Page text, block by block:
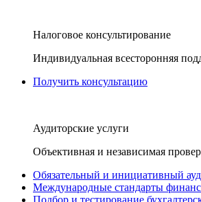
Налоговое консультирование
Индивидуальная всесторонняя
Получить консультацию
Аудиторские услуги
Объективная и независимая
Обязательный и инициативный
Международные стандарты
Подбор и тестирование